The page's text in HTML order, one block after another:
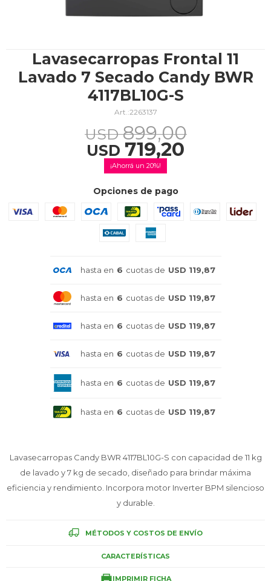
Lavasecarropas Frontal 11
Lavado 7 Secado Candy BWR
4117BL10G-S
2263137
USD 719,20
USD 899,00
20
Opciones de pago
hasta en 6 cuotas de USD 119,87
hasta en 6 cuotas de USD 119,87
hasta en 6 cuotas de USD 119,87
hasta en 6 cuotas de USD 119,87
hasta en 6 cuotas de USD 119,87
hasta en 6 cuotas de USD 119,87
Lavasecarropas Candy BWR 4117BL10G-S con capacidad de 11 kg
de lavado y 7 kg de secado, diseñado para brindar máxima
eficiencia y rendimiento. Incorpora motor Inverter BPM silencioso
y durable.
MÉTODOS Y COSTOS DE ENVÍO
CARACTERÍSTICAS
IMPRIMIR FICHA
Atención Personalizada